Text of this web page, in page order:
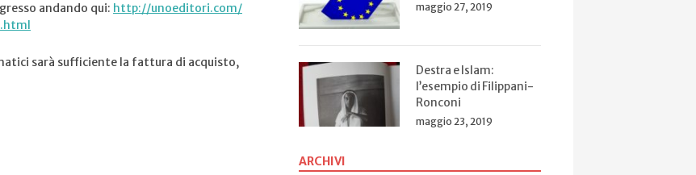
andando qui: http://unoeditori.com/
sarà sufficiente la fattura di acquisto,
maggio 27, 2019
Destra e Islam:
l’esempio di Filippani-
Ronconi
maggio 23, 2019
ARCHIVI